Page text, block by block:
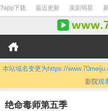
?app下载 最近更新 美剧明星
本站域名变更为https://
影院观
绝命毒师第五季